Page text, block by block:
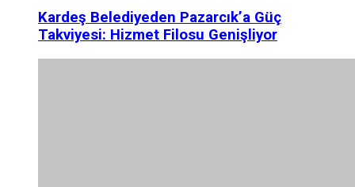
Kardeş Belediyeden Pazarcık’a Güç
Takviyesi: Hizmet Filosu Genişliyor